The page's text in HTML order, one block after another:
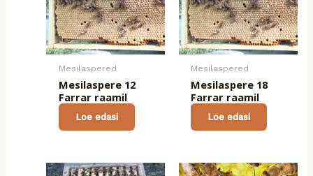
Mesilaspered
Mesilaspere 12
Farrar raamil
Loe edasi
Mesilaspered
Mesilaspere 18
Farrar raamil
Loe edasi